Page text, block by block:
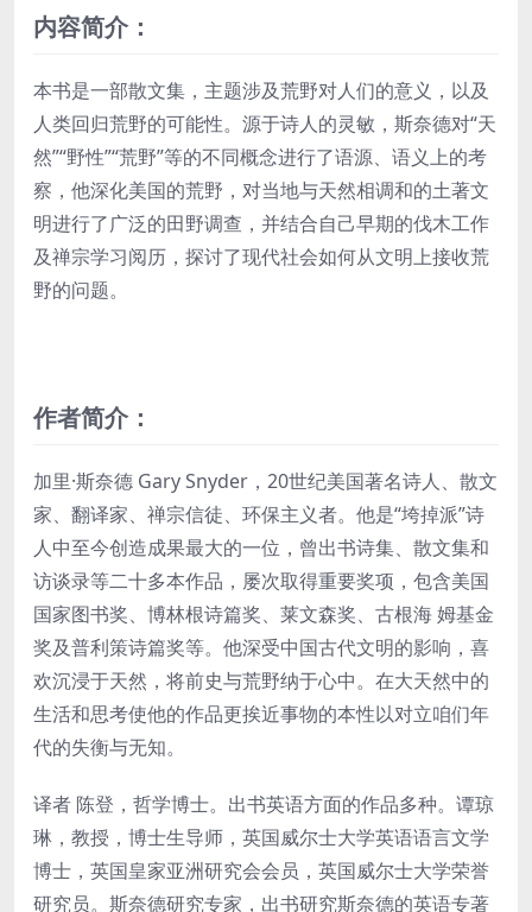
内容简介：
本书是一部散文集，主题涉及荒野对人们的意义，以及
人类回归荒野的可能性。源于诗人的灵敏，斯奈德对“天
然”“野性”“荒野”等的不同概念进行了语源、语义上的考
察，他深化美国的荒野，对当地与天然相调和的土著文
明进行了广泛的田野调查，并结合自己早期的伐木工作
及禅宗学习阅历，探讨了现代社会如何从文明上接收荒
野的问题。
作者简介：
加里·斯奈德 Gary Snyder，20世纪美国著名诗人、散文
家、翻译家、禅宗信徒、环保主义者。他是“垮掉派”诗
人中至今创造成果最大的一位，曾出书诗集、散文集和
访谈录等二十多本作品，屡次取得重要奖项，包含美国
国家图书奖、博林根诗篇奖、莱文森奖、古根海 姆基金
奖及普利策诗篇奖等。他深受中国古代文明的影响，喜
欢沉浸于天然，将前史与荒野纳于心中。在大天然中的
生活和思考使他的作品更挨近事物的本性以对立咱们年
代的失衡与无知。
译者 陈登，哲学博士。出书英语方面的作品多种。谭琼
琳，教授，博士生导师，英国威尔士大学英语语言文学
博士，英国皇家亚洲研究会会员，英国威尔士大学荣誉
研究员。斯奈德研究专家，出书研究斯奈德的英语专著